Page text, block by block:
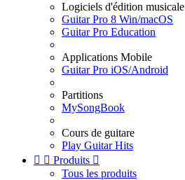
Logiciels d'édition musicale
Guitar Pro 8 Win/macOS
Guitar Pro Education
Applications Mobile
Guitar Pro iOS/Android
Partitions
MySongBook
Cours de guitare
Play Guitar Hits
  Produits 
Tous les produits